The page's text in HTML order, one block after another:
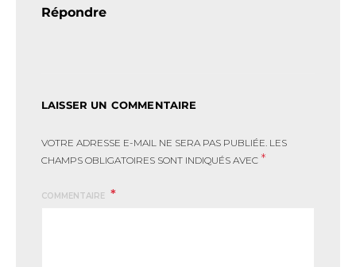
Répondre
LAISSER UN COMMENTAIRE
VOTRE ADRESSE E-MAIL NE SERA PAS PUBLIÉE. LES
CHAMPS OBLIGATOIRES SONT INDIQUÉS AVEC *
COMMENTAIRE